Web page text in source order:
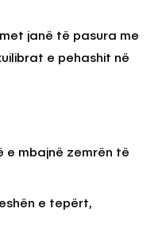
janë të pasura me
e pehashit në
e mbajnë zemrën të
e tepërt,